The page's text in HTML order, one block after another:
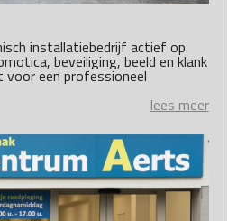
installatiebedrijf actief op
beveiliging, beeld en klank
een professioneel
lees meer